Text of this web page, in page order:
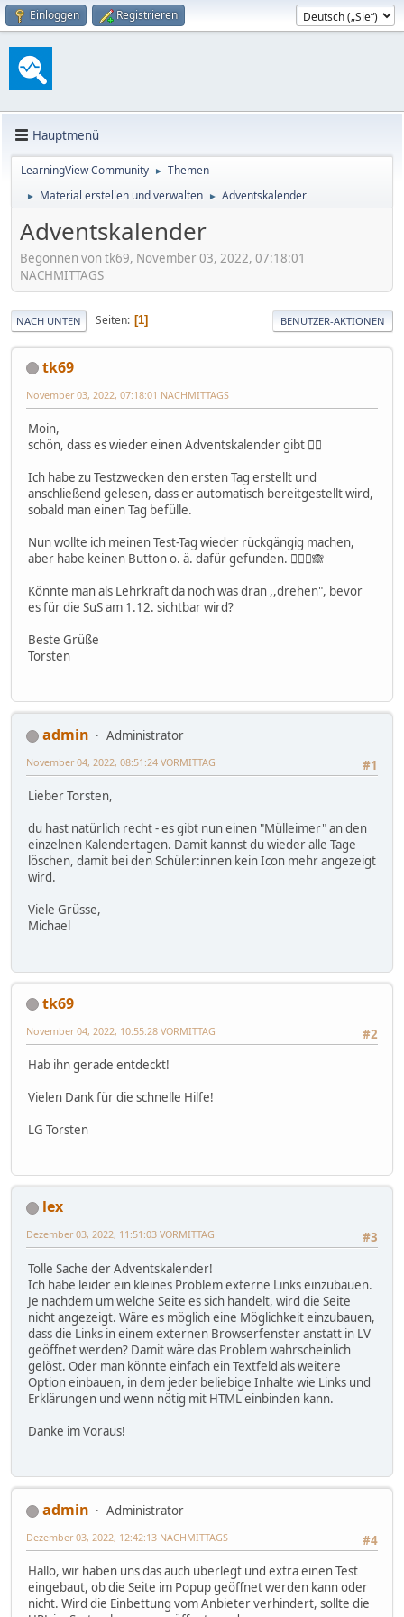
Einloggen Registrieren
Hauptmenü
LearningView Community ► Themen
► Material erstellen und verwalten ► Adventskalender
Adventskalender
Begonnen von tk69, November 03, 2022, 07:18:01
NACHMITTAGS
NACH UNTEN Seiten 1 BENUTZER-AKTIONEN
tk69
November 03, 2022, 07:18:01 NACHMITTAGS
Moin,
schön, dass es wieder einen Adventskalender gibt 👍🏼
Ich habe zu Testzwecken den ersten Tag erstellt und
anschließend gelesen, dass er automatisch bereitgestellt wird,
sobald man einen Tag befülle.
Nun wollte ich meinen Test-Tag wieder rückgängig machen,
aber habe keinen Button o. ä. dafür gefunden. 🤷🏼‍♂️🙈
Könnte man als Lehrkraft da noch was dran ,,drehen", bevor
es für die SuS am 1.12. sichtbar wird?
Beste Grüße
Torsten
admin
Administrator
#1
November 04, 2022, 08:51:24 VORMITTAG
Lieber Torsten,
du hast natürlich recht - es gibt nun einen "Mülleimer" an den
einzelnen Kalendertagen. Damit kannst du wieder alle Tage
löschen, damit bei den Schüler:innen kein Icon mehr angezeigt
wird.
Viele Grüsse,
Michael
tk69
#2
November 04, 2022, 10:55:28 VORMITTAG
Hab ihn gerade entdeckt!
Vielen Dank für die schnelle Hilfe!
LG Torsten
lex
#3
Dezember 03, 2022, 11:51:03 VORMITTAG
Tolle Sache der Adventskalender!
Ich habe leider ein kleines Problem externe Links einzubauen.
Je nachdem um welche Seite es sich handelt, wird die Seite
nicht angezeigt. Wäre es möglich eine Möglichkeit einzubauen,
dass die Links in einem externen Browserfenster anstatt in LV
geöffnet werden? Damit wäre das Problem wahrscheinlich
gelöst. Oder man könnte einfach ein Textfeld als weitere
Option einbauen, in dem jeder beliebige Inhalte wie Links und
Erklärungen und wenn nötig mit HTML einbinden kann.
Danke im Voraus!
admin
Administrator
#4
Dezember 03, 2022, 12:42:13 NACHMITTAGS
Hallo, wir haben uns das auch überlegt und extra einen Test
eingebaut, ob die Seite im Popup geöffnet werden kann oder
nicht. Wird die Einbettung vom Anbieter verhindert, sollte die